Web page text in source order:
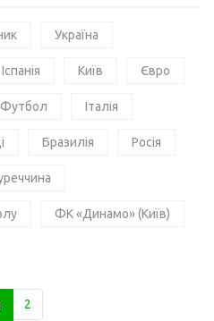
Україна
Іспанія Київ Євро
Футбол Італія
Бразилія Росія
ФК «Динамо» (Київ)
2